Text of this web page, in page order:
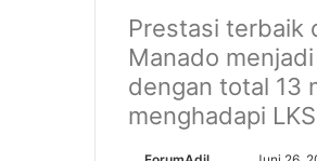
Prestasi terbaik
Manado
dengan total 13
menghadapi